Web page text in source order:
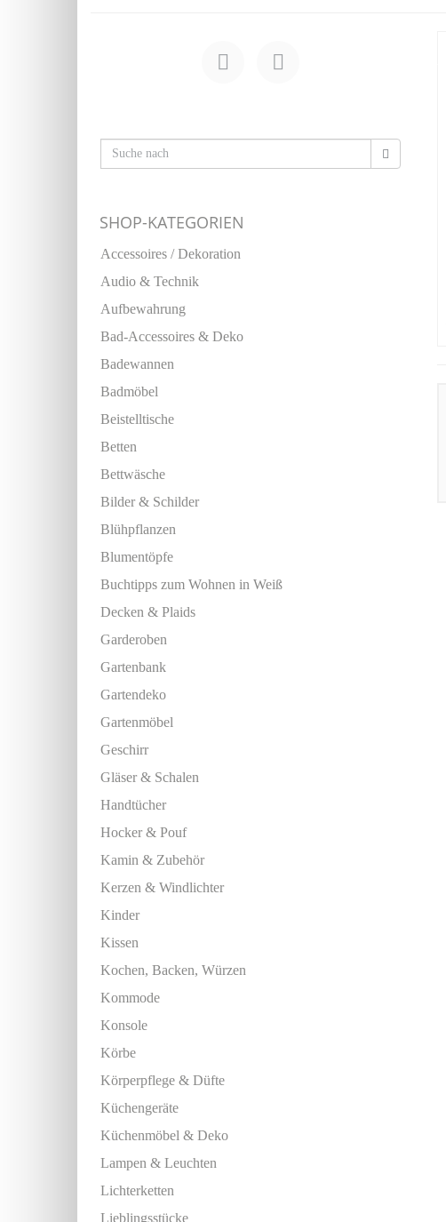
SHOP-KATEGORIEN
Accessoires / Dekoration
Audio & Technik
Aufbewahrung
Bad-Accessoires & Deko
Badewannen
Badmöbel
Beistelltische
Betten
Bettwäsche
Bilder & Schilder
Blühpflanzen
Blumentöpfe
Buchtipps zum Wohnen in Weiß
Decken & Plaids
Garderoben
Gartenbank
Gartendeko
Gartenmöbel
Geschirr
Gläser & Schalen
Handtücher
Hocker & Pouf
Kamin & Zubehör
Kerzen & Windlichter
Kinder
Kissen
Kochen, Backen, Würzen
Kommode
Konsole
Körbe
Körperpflege & Düfte
Küchengeräte
Küchenmöbel & Deko
Lampen & Leuchten
Lichterketten
Lieblingsstücke